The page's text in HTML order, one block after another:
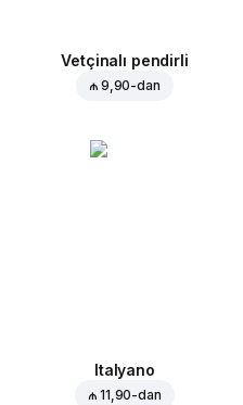
Vetçinalı pendirli
₼ 9,90-dan
Italyano
₼ 11,90-dan